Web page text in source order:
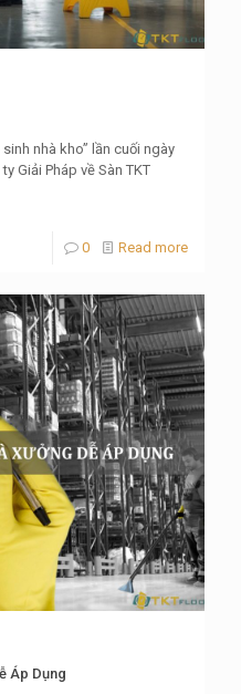
nhà kho” lần cuối ngày
Giải Pháp về Sàn TKT
0 Read more
Áp Dụng